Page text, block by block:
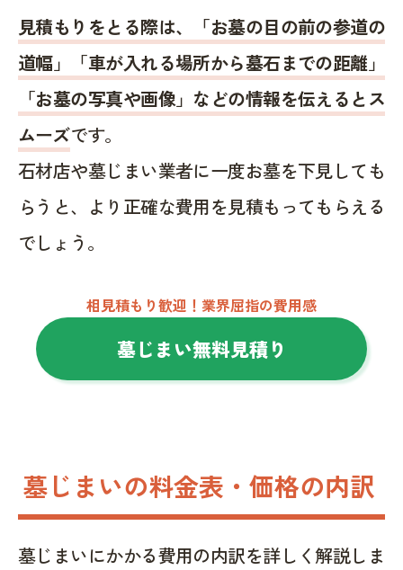
見積もりをとる際は、「お墓の目の前の参道の
道幅」「車が入れる場所から墓石までの距離」
「お墓の写真や画像」などの情報を伝えるとス
ムーズです。
石材店や墓じまい業者に一度お墓を下見しても
らうと、より正確な費用を見積もってもらえる
でしょう。
相見積もり歓迎！業界屈指の費用感
墓じまい無料見積り
墓じまいの料金表・価格の内訳
墓じまいにかかる費用の内訳を詳しく解説しま